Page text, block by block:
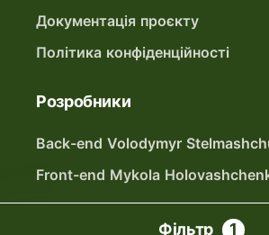
Фільтр 1
Документація проєкту
Політика конфіденційності
Розробники
Back-end Volodymyr
Front-end Mykola